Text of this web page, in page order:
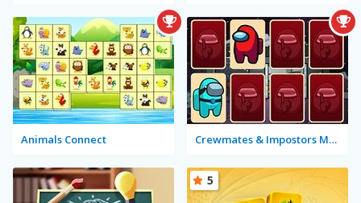
Animals Connect Crewmates & Impostors Memory
5